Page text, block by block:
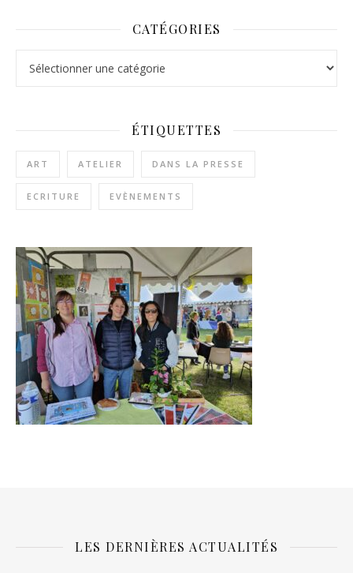
CATÉGORIES
ÉTIQUETTES
ART ATELIER DANS LA PRESSE
ECRITURE EVÈNEMENTS
LES DERNIÈRES ACTUALITÉS